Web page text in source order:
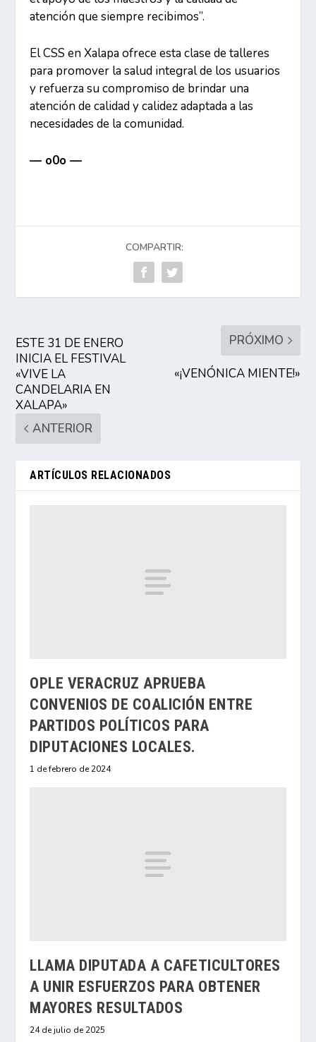
atención que siempre recibimos”.
El CSS en Xalapa ofrece esta clase de talleres
para promover la salud integral de los usuarios
y refuerza su compromiso de brindar una
atención de calidad y calidez adaptada a las
necesidades de la comunidad.
— o0o —
COMPARTIR:
ESTE 31 DE ENERO
INICIA EL FESTIVAL
«VIVE LA
CANDELARIA EN
XALAPA»
ANTERIOR
PRÓXIMO
«¡VENÓNICA MIENTE!»
ARTÍCULOS RELACIONADOS
OPLE VERACRUZ APRUEBA
CONVENIOS DE COALICIÓN ENTRE
PARTIDOS POLÍTICOS PARA
DIPUTACIONES LOCALES.
1 de febrero de 2024
LLAMA DIPUTADA A CAFETICULTORES
A UNIR ESFUERZOS PARA OBTENER
MAYORES RESULTADOS
24 de julio de 2025